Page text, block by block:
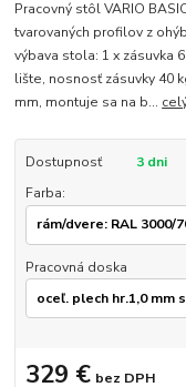
Pracovný stôl VARIO
tvarovaných profilov z
výbava stola: 1 x zásuvka
lište, nosnosť zásuvky 40
mm, montuje sa na b...
Dostupnosť
3 dni
Farba:
Pracovná doska
329 € bez DPH